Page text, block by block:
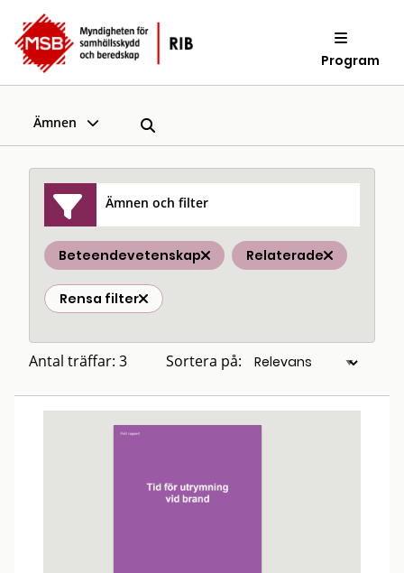
Program
Ämnen
Ämnen och filter
Beteendevetenskap Relaterade
Rensa filter
Antal träffar: 3 Sortera på: